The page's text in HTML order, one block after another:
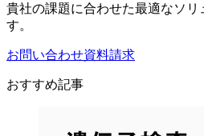
貴社の課題に合わせた最適なソリ
す。
お問い合わせ資料請求
おすすめ記事